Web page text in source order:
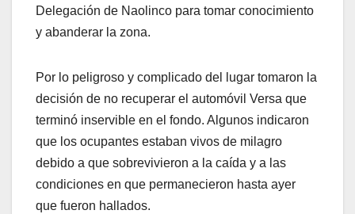
Delegación de Naolinco para tomar conocimiento
y abanderar la zona.
Por lo peligroso y complicado del lugar tomaron la
decisión de no recuperar el automóvil Versa que
terminó inservible en el fondo. Algunos indicaron
que los ocupantes estaban vivos de milagro
debido a que sobrevivieron a la caída y a las
condiciones en que permanecieron hasta ayer
que fueron hallados.